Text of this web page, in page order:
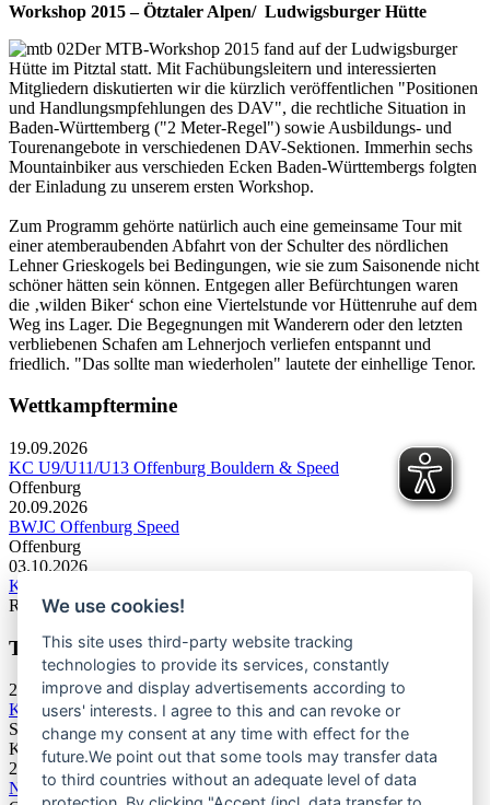
Workshop 2015 – Ötztaler Alpen/ Ludwigsburger Hütte
Der MTB-Workshop 2015 fand auf der Ludwigsburger
Hütte im Pitztal statt. Mit Fachübungsleitern und interessierten
Mitgliedern diskutierten wir die kürzlich veröffentlichen "Positionen
und Handlungsmpfehlungen des DAV", die rechtliche Situation in
Baden-Württemberg ("2 Meter-Regel") sowie Ausbildungs- und
Tourenangebote in verschiedenen DAV-Sektionen. Immerhin sechs
Mountainbiker aus verschieden Ecken Baden-Württembergs folgten
der Einladung zu unserem ersten Workshop.
Zum Programm gehörte natürlich auch eine gemeinsame Tour mit
einer atemberaubenden Abfahrt von der Schulter des nördlichen
Lehner Grieskogels bei Bedingungen, wie sie zum Saisonende nicht
schöner hätten sein können. Entgegen aller Befürchtungen waren
die ‚wilden Biker‘ schon eine Viertelstunde vor Hüttenruhe auf dem
Weg ins Lager. Die Begegnungen mit Wanderern oder den letzten
verbliebenen Schafen am Lehnerjoch verliefen entspannt und
friedlich. "Das sollte man wiederholen" lautete der einhellige Tenor.
Wettkampftermine
19.09.2026
KC U9/U11/U13 Offenburg Bouldern & Speed
Offenburg
20.09.2026
BWJC Offenburg Speed
Offenburg
03.10.2026
KC U13 Rottweil Toprope & Speed
Rottweil
Termine Bergsport & Naturschutz
28.11.2026
Kletterforum 2026
Stuttgart
Kategorie: Tagung
25.06.2027
Naturschutztagung 2027
We use cookies!
This site uses third-party website tracking
technologies to provide its services, constantly
improve and display advertisements according to
users' interests. I agree to this and can revoke or
change my consent at any time with effect for the
future.We point out that some tools may transfer data
to third countries without an adequate level of data